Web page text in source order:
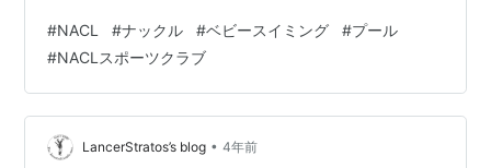
～11:00 土曜日：13:00～14:00 入会する場合の料金 月
会費 6,930円（回数制限なし） 初期登録料 3,300円（体
験に参加した時に、これは無料になると言われまし
た。） 登録事務手数料 2,750円 指定用品 なし 体験料 無
料 予約方法 HPで資料…
#NACL #ナックル #ベビースイミング #プール
#NACLスポーツクラブ
LancerStratos’s blog • 4年前